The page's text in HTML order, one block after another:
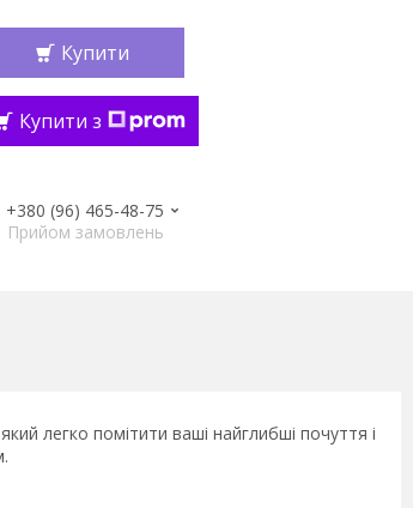
Купити
Купити з
+380 (96) 465-48-75
Прийом замовлень
легко помітити ваші найглибші почуття і